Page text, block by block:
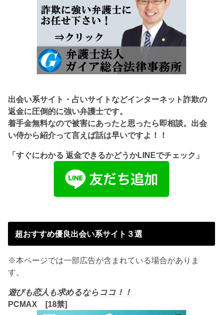
出会い系サイト・占いサイトなどインターネット詐欺の
返金に圧倒的に強い弁護士です。
着手金無料なので被害にあったと思ったら即相談。出会
い侍から紹介って言えば話は早いですよ！！
「すぐにわかる 返金できるかどうかLINEでチェック」
超おすすめ優良出会い系サイト３選
※本ページでは一部広告が含まれている場合がありま
す。
遊びも恋人も求めるならココ！！
PCMAX [18禁]